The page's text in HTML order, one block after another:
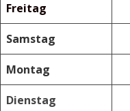
Freitag
Samstag
Montag
Dienstag